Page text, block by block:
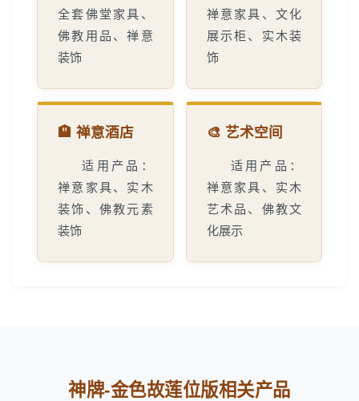
全套佛堂家具、
佛教用品、禅意
装饰
禅意家具、文化
展示柜、实木装
饰
🏨 禅意酒店
适用产品：
禅意家具、实木
装饰、佛教元素
装饰
🎨 艺术空间
适用产品：
禅意家具、实木
艺术品、佛教文
化展示
神牌-金色故莲位版相关产品